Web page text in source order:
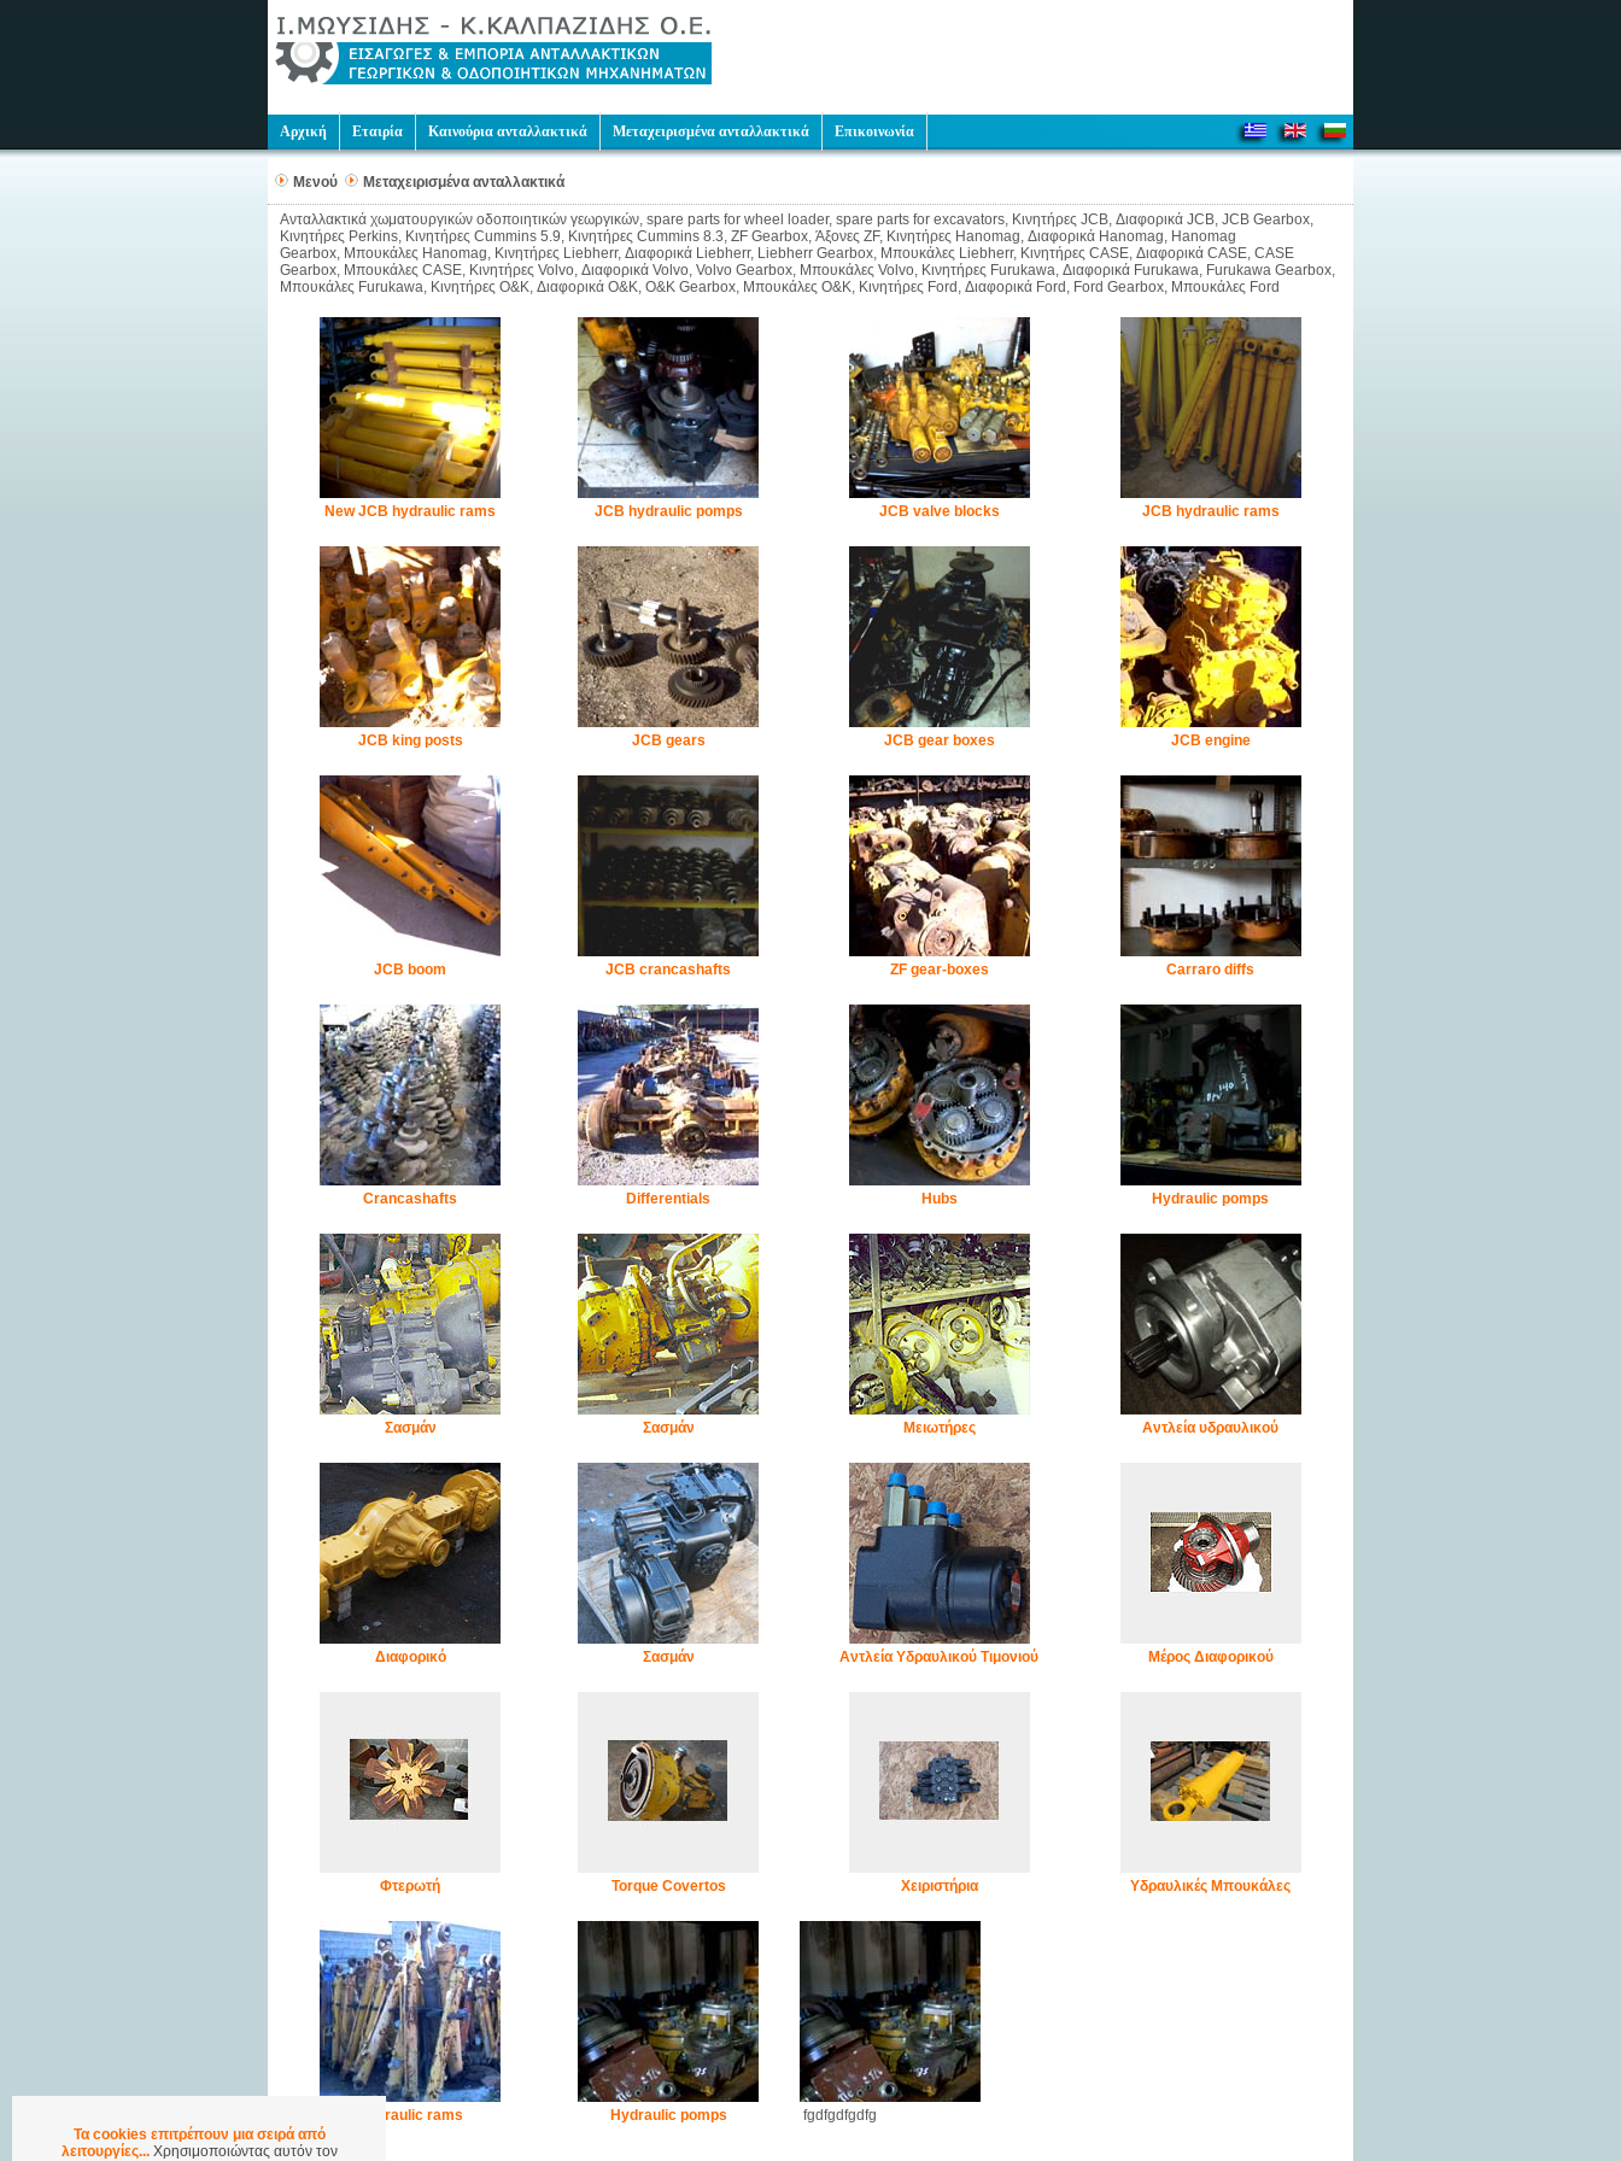
Αρχική Εταιρία Καινούρια ανταλλακτικά Μεταχειρισμένα ανταλλακτικά Επικοινωνία
Μενού Μεταχειρισμένα ανταλλακτικά
Ανταλλακτικά χωματουργικών οδοποιητικών γεωργικών, spare parts for wheel loader, spare parts for excavators, Κινητήρες JCB, Διαφορικά JCB, JCB Gearbox,
Κινητήρες Perkins, Κινητήρες Cummins 5.9, Κινητήρες Cummins 8.3, ZF Gearbox, Άξονες ZF, Κινητήρες Hanomag, Διαφορικά Hanomag, Hanomag
Gearbox, Μπουκάλες Hanomag, Κινητήρες Liebherr, Διαφορικά Liebherr, Liebherr Gearbox, Μπουκάλες Liebherr, Κινητήρες CASE, Διαφορικά CASE, CASE
Gearbox, Μπουκάλες CASE, Κινητήρες Volvo, Διαφορικά Volvo, Volvo Gearbox, Μπουκάλες Volvo, Κινητήρες Furukawa, Διαφορικά Furukawa, Furukawa Gearbox,
Μπουκάλες Furukawa, Κινητήρες O&K, Διαφορικά O&K, O&K Gearbox, Μπουκάλες O&K, Κινητήρες Ford, Διαφορικά Ford, Ford Gearbox, Μπουκάλες Ford
New JCB hydraulic rams JCB hydraulic pomps JCB valve blocks JCB hydraulic rams
JCB king posts JCB gears JCB gear boxes JCB engine
JCB boom JCB crancashafts ZF gear-boxes Carraro diffs
Crancashafts Differentials Hubs Hydraulic pomps
Σασμάν Σασμάν Μειωτήρες Αντλεία υδραυλικού
Διαφορικό Σασμάν Αντλεία Υδραυλικού Τιμονιού Μέρος Διαφορικού
Φτερωτή Torque Covertos Χειριστήρια Υδραυλικές Μπουκάλες
Hydraulic rams Hydraulic pomps
fgdfgdfgdfg
Τα cookies επιτρέπουν μια σειρά από
λειτουργίες...Χρησιμοποιώντας αυτόν τον